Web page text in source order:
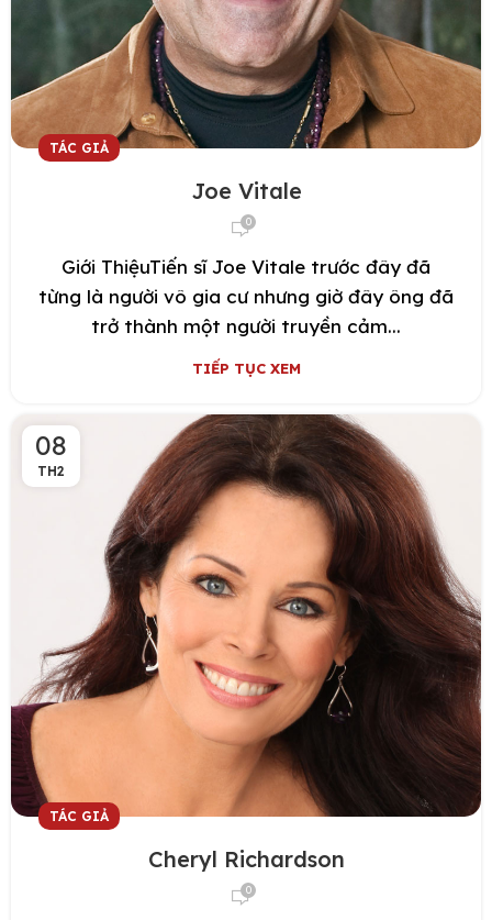
TÁC GIẢ
Joe Vitale
0
Giới ThiệuTiến sĩ Joe Vitale trước đây đã
từng là người vô gia cư nhưng giờ đây ông đã
trở thành một người truyền cảm...
TIẾP TỤC XEM
08
TH2
TÁC GIẢ
Cheryl Richardson
0